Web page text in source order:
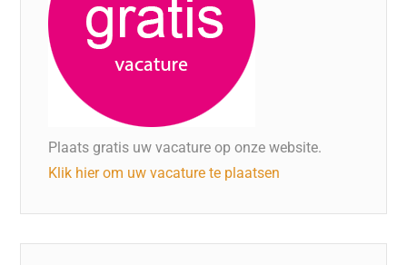
Plaats gratis uw vacature op onze website.
Klik hier om uw vacature te plaatsen